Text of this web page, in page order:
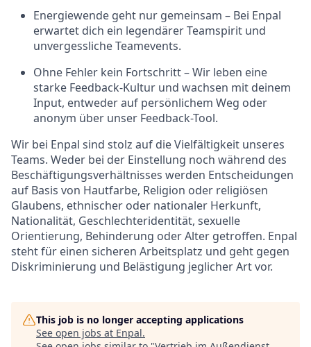
Energiewende geht nur gemeinsam – Bei Enpal
erwartet dich ein legendärer Teamspirit und
unvergessliche Teamevents.
Ohne Fehler kein Fortschritt – Wir leben eine
starke Feedback-Kultur und wachsen mit deinem
Input, entweder auf persönlichem Weg oder
anonym über unser Feedback-Tool.
Wir bei Enpal sind stolz auf die Vielfältigkeit unseres
Teams. Weder bei der Einstellung noch während des
Beschäftigungsverhältnisses werden Entscheidungen
auf Basis von Hautfarbe, Religion oder religiösen
Glaubens, ethnischer oder nationaler Herkunft,
Nationalität, Geschlechteridentität, sexuelle
Orientierung, Behinderung oder Alter getroffen. Enpal
steht für einen sicheren Arbeitsplatz und geht gegen
Diskriminierung und Belästigung jeglicher Art vor.
This job is no longer accepting applications
See open jobs at Enpal.